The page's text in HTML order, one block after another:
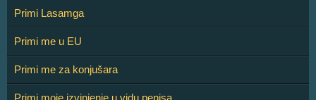
Primi Lasamga
Primi me u EU
Primi me za konjušara
Primi moje izvinjenje u vidu penisa